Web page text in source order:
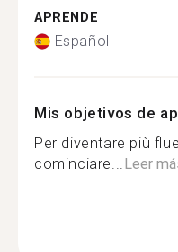
APRENDE
Español
Mis objetivos de
Per diventare più
cominciare...Leer